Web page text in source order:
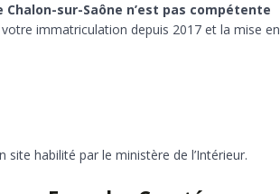
sur-Saône n’est pas compétente
immatriculation depuis 2017 et la mise en
site habilité par le ministère de l’Intérieur.